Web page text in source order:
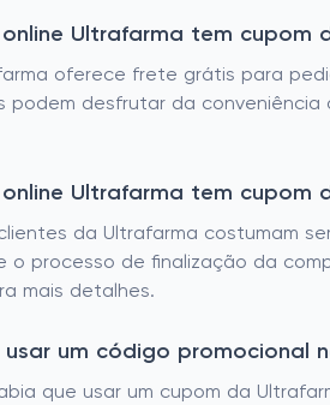
Sabonete - Barra Dermocosmeticos Corpo
Dermocosmeticos
Ultrafarma tem cupom
oferece frete grátis para
podem desfrutar da
Ultrafarma tem cupom
da Ultrafarma costumam
o processo de finalização da
mais detalhes.
usar um código promocional
que usar um cupom da